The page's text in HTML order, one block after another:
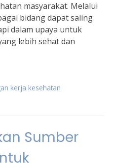
masyarakat. Melalui
bidang dapat saling
dalam upaya untuk
lebih sehat dan
kerja kesehatan
Sumber